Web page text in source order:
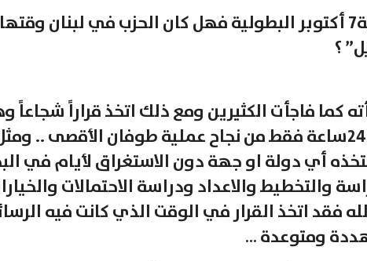
اليوم جاءت عملية7 أكتوبر البطولية فهل كان الحزب في لبنان
؟
كما فاجأت الكثيرين ومع ذلك اتخذ قراراً شجاعاً
في المعركة بعد 24ساعة فقط من نجاح عملية طوفان الأقصى ..
أي دولة او جهة دون الاستغراق لأيام في
والتخطيط والاعداد ودراسة الاحتمالات
فقد اتخذ القرار في الوقت الذي كانت فيه
ومتوعدة …